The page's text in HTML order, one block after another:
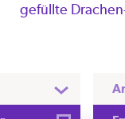
gefüllte